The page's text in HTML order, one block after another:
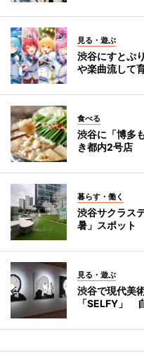
見る・遊ぶ
渋谷にすとぷ
や楽曲流して
食べる
渋谷に「博多
き都内2号店
暮らす・働く
渋谷サクラス
暑」スポット
見る・遊ぶ
渋谷で現代美
「SELFY」